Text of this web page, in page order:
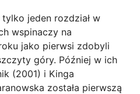
jeden rozdział w
wspinaczy na
jako pierwsi zdobyli
góry. Później w ich
(2001) i Kinga
została pierwszą